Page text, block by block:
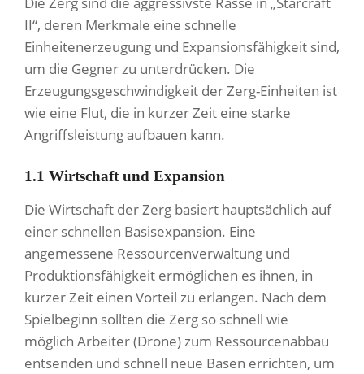
II“, deren Merkmale eine schnelle
Einheitenerzeugung und Expansionsfähigkeit sind,
um die Gegner zu unterdrücken. Die
Erzeugungsgeschwindigkeit der Zerg-Einheiten ist
wie eine Flut, die in kurzer Zeit eine starke
Angriffsleistung aufbauen kann.
1.1 Wirtschaft und Expansion
Die Wirtschaft der Zerg basiert hauptsächlich auf
einer schnellen Basisexpansion. Eine
angemessene Ressourcenverwaltung und
Produktionsfähigkeit ermöglichen es ihnen, in
kurzer Zeit einen Vorteil zu erlangen. Nach dem
Spielbeginn sollten die Zerg so schnell wie
möglich Arbeiter (Drone) zum Ressourcenabbau
entsenden und schnell neue Basen errichten, um